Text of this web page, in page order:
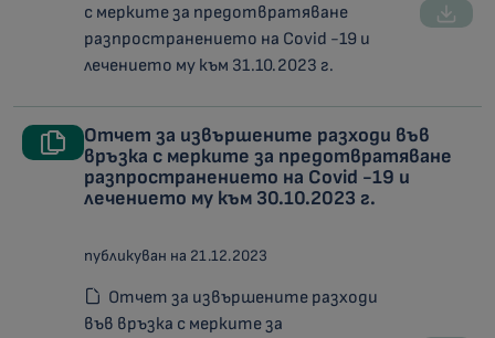
с мерките за предотвратяване
разпространението на Covid -19 и
лечението му към 31.10.2023 г.
Отчет за извършените разходи във
връзка с мерките за предотвратяване
разпространението на Covid -19 и
лечението му към 30.10.2023 г.
публикуван на 21.12.2023
Отчет за извършените разходи
във връзка с мерките за